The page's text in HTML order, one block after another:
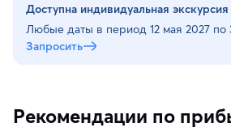
Доступна индивидуальная экскурсия
Любые даты в период 12 мая 2027 по
Запросить
Рекомендации по